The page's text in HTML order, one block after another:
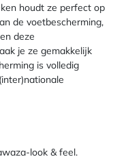
houdt ze perfect op
de voetbescherming,
deze
je ze gemakkelijk
is volledig
look & feel.